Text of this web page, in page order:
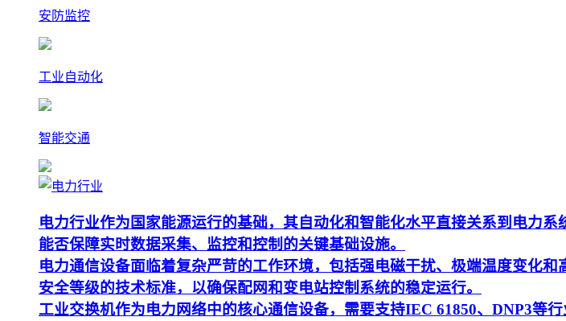
安防监控
工业自动化
智能交通
电力行业作为国家能源运行的基础，其自动化和智能化水平直接关系到电力
能否保障实时数据采集、监控和控制的关键基础设施。
电力通信设备面临着复杂严苛的工作环境，包括强电磁干扰、极端温度变化
安全等级的技术标准，以确保配网和变电站控制系统的稳定运行。
工业交换机作为电力网络中的核心通信设备，需要支持IEC 61850、DNP3等